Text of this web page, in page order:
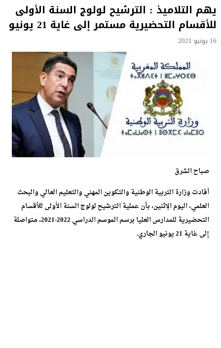
يهم التلاميذ : الترشيح لولوج السنة الأولى
للأقسام التحضيرية مستمر إلى غاية 21 يونيو
16 يونيو 2021
صباح الشرق
أفادت وزارة التربية الوطنية والتكوين المهني والتعليم العالي والبحث
العلمي، اليوم الإثنين، بأن عملية الترشيح لولوج السنة الأولى للأقسام
التحضيرية للمدارس العليا برسم الموسم الدراسي 2022-2021، متواصلة
إلى غاية 21 يونيو الجاري.